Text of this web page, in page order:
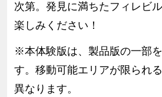
次第。発見に満ちたフィレビ
楽しみください！
※本体験版は、製品版の一部
す。移動可能エリアが限られ
異なります。